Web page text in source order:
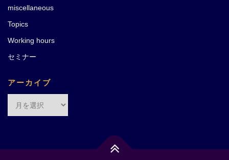
miscellaneous
Topics
Working hours
セミナー
アーカイブ
ブ